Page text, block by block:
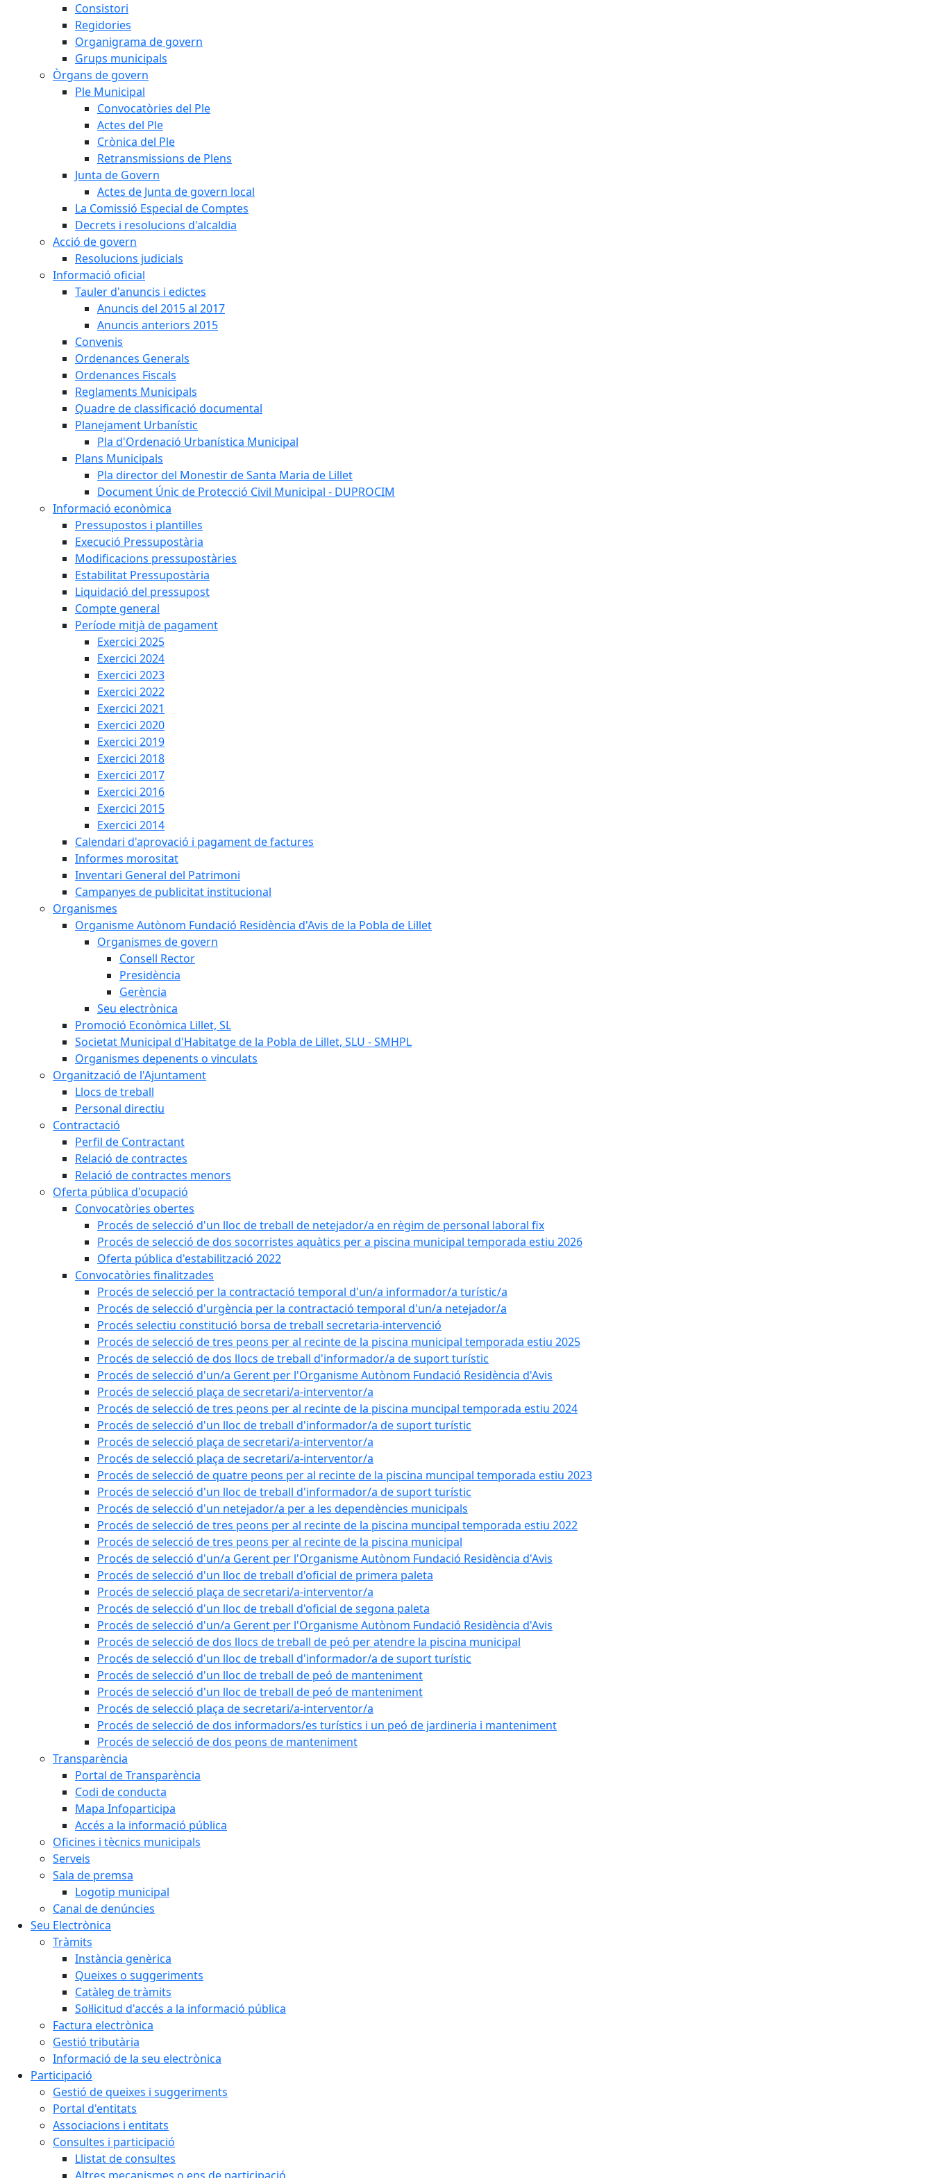
Consistori
Regidories
Organigrama de govern
Grups municipals
Òrgans de govern
Ple Municipal
Convocatòries del Ple
Actes del Ple
Crònica del Ple
Retransmissions de Plens
Junta de Govern
Actes de Junta de govern local
La Comissió Especial de Comptes
Decrets i resolucions d'alcaldia
Acció de govern
Resolucions judicials
Informació oficial
Tauler d'anuncis i edictes
Anuncis del 2015 al 2017
Anuncis anteriors 2015
Convenis
Ordenances Generals
Ordenances Fiscals
Reglaments Municipals
Quadre de classificació documental
Planejament Urbanístic
Pla d'Ordenació Urbanística Municipal
Plans Municipals
Pla director del Monestir de Santa Maria de Lillet
Document Únic de Protecció Civil Municipal - DUPROCIM
Informació econòmica
Pressupostos i plantilles
Execució Pressupostària
Modificacions pressupostàries
Estabilitat Pressupostària
Liquidació del pressupost
Compte general
Període mitjà de pagament
Exercici 2025
Exercici 2024
Exercici 2023
Exercici 2022
Exercici 2021
Exercici 2020
Exercici 2019
Exercici 2018
Exercici 2017
Exercici 2016
Exercici 2015
Exercici 2014
Calendari d'aprovació i pagament de factures
Informes morositat
Inventari General del Patrimoni
Campanyes de publicitat institucional
Organismes
Organisme Autònom Fundació Residència d'Avis de la Pobla de Lillet
Organismes de govern
Consell Rector
Presidència
Gerència
Seu electrònica
Promoció Econòmica Lillet, SL
Societat Municipal d'Habitatge de la Pobla de Lillet, SLU - SMHPL
Organismes depenents o vinculats
Organització de l'Ajuntament
Llocs de treball
Personal directiu
Contractació
Perfil de Contractant
Relació de contractes
Relació de contractes menors
Oferta pública d'ocupació
Convocatòries obertes
Procés de selecció d'un lloc de treball de netejador/a en règim de personal laboral fix
Procés de selecció de dos socorristes aquàtics per a piscina municipal temporada estiu 2026
Oferta pública d'estabilització 2022
Convocatòries finalitzades
Procés de selecció per la contractació temporal d'un/a informador/a turístic/a
Procés de selecció d'urgència per la contractació temporal d'un/a netejador/a
Procés selectiu constitució borsa de treball secretaria-intervenció
Procés de selecció de tres peons per al recinte de la piscina municipal temporada estiu 2025
Procés de selecció de dos llocs de treball d'informador/a de suport turístic
Procés de selecció d'un/a Gerent per l'Organisme Autònom Fundació Residència d'Avis
Procés de selecció plaça de secretari/a-interventor/a
Procés de selecció de tres peons per al recinte de la piscina muncipal temporada estiu 2024
Procés de selecció d'un lloc de treball d'informador/a de suport turístic
Procés de selecció plaça de secretari/a-interventor/a
Procés de selecció plaça de secretari/a-interventor/a
Procés de selecció de quatre peons per al recinte de la piscina muncipal temporada estiu 2023
Procés de selecció d'un lloc de treball d'informador/a de suport turístic
Procés de selecció d'un netejador/a per a les dependències municipals
Procés de selecció de tres peons per al recinte de la piscina muncipal temporada estiu 2022
Procés de selecció de tres peons per al recinte de la piscina municipal
Procés de selecció d'un/a Gerent per l'Organisme Autònom Fundació Residència d'Avis
Procés de selecció d'un lloc de treball d'oficial de primera paleta
Procés de selecció plaça de secretari/a-interventor/a
Procés de selecció d'un lloc de treball d'oficial de segona paleta
Procés de selecció d'un/a Gerent per l'Organisme Autònom Fundació Residència d'Avis
Procés de selecció de dos llocs de treball de peó per atendre la piscina municipal
Procés de selecció d'un lloc de treball d'informador/a de suport turístic
Procés de selecció d'un lloc de treball de peó de manteniment
Procés de selecció d'un lloc de treball de peó de manteniment
Procés de selecció plaça de secretari/a-interventor/a
Procés de selecció de dos informadors/es turístics i un peó de jardineria i manteniment
Procés de selecció de dos peons de manteniment
Transparència
Portal de Transparència
Codi de conducta
Mapa Infoparticipa
Accés a la informació pública
Oficines i tècnics municipals
Serveis
Sala de premsa
Logotip municipal
Canal de denúncies
Seu Electrònica
Tràmits
Instància genèrica
Queixes o suggeriments
Catàleg de tràmits
Sol·licitud d'accés a la informació pública
Factura electrònica
Gestió tributària
Informació de la seu electrònica
Participació
Gestió de queixes i suggeriments
Portal d'entitats
Associacions i entitats
Consultes i participació
Llistat de consultes